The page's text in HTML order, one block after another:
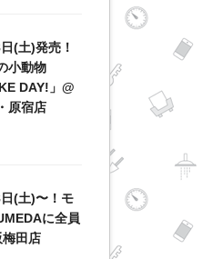
(土)発売！
小動物
DAY!」@
原宿店
(土)〜！モ
に全員
田店